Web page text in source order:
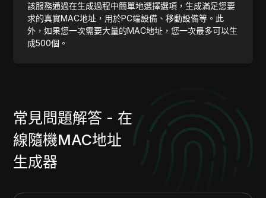
該服務通過在生成過程中簡單地選擇選項，生成滿足您要
求的真實MAC地址，用於PC端設備、移動設備等。此
外，如果您一次需要大量的MAC地址，您一次最多可以生
成500個。
常見問題解答 - 在
線隨機MAC地址
生成器